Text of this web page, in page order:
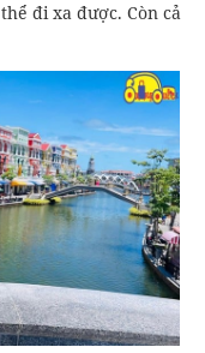
đi xa được. Còn cả